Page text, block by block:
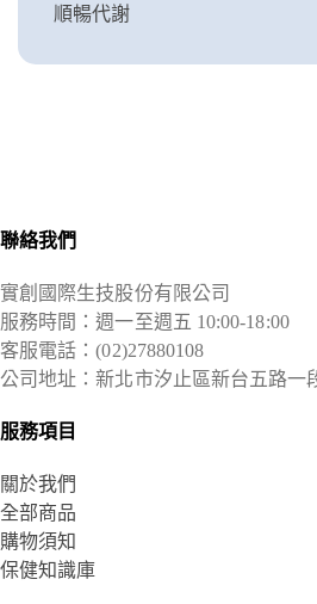
順暢代謝
聯絡我們
實創國際生技股份有限公司
服務時間：週一至週五 10:00-18:00
客服電話：(02)27880108
公司地址：新北市汐止區新台五路一
服務項目
關於我們
全部商品
購物須知
保健知識庫